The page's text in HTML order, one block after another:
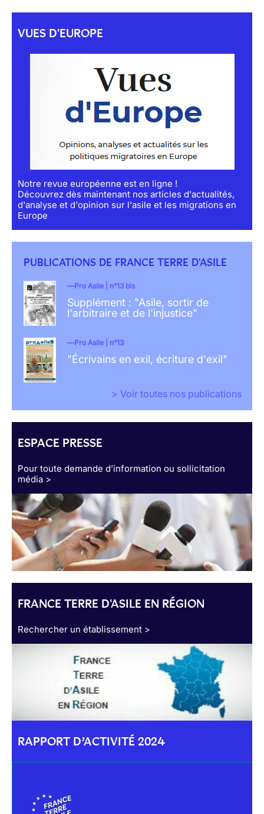
VUES D'EUROPE
Notre revue européenne est en ligne !
Découvrez dès maintenant nos articles d'actualités,
d'analyse et d'opinion sur l'asile et les migrations en
Europe
PUBLICATIONS DE FRANCE TERRE D'ASILE
Pro Asile | n°13 bis
Supplément : "Asile, sortir de
l'arbitraire et de l'injustice"
Pro Asile | n°13
"Écrivains en exil, écriture d'exil"
> Voir toutes nos publications
ESPACE PRESSE
Pour toute demande d’information ou sollicitation
média >
FRANCE TERRE D'ASILE EN RÉGION
Rechercher un établissement >
RAPPORT D’ACTIVITÉ 2024